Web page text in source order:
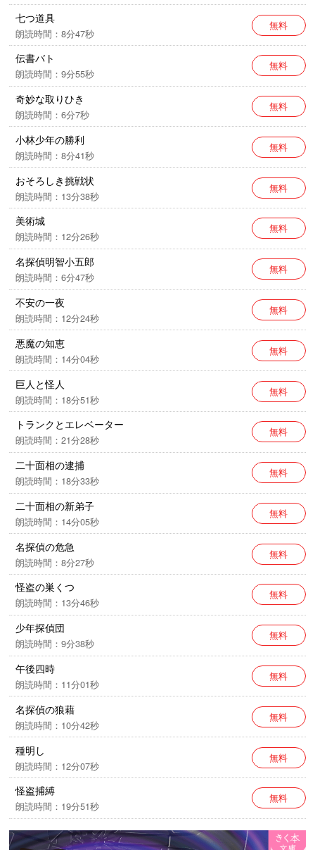
七つ道具
朗読時間：8分47秒
無料
伝書バト
朗読時間：9分55秒
無料
奇妙な取りひき
朗読時間：6分7秒
無料
小林少年の勝利
朗読時間：8分41秒
無料
おそろしき挑戦状
朗読時間：13分38秒
無料
美術城
朗読時間：12分26秒
無料
名探偵明智小五郎
朗読時間：6分47秒
無料
不安の一夜
朗読時間：12分24秒
無料
悪魔の知恵
朗読時間：14分04秒
無料
巨人と怪人
朗読時間：18分51秒
無料
トランクとエレベーター
朗読時間：21分28秒
無料
二十面相の逮捕
朗読時間：18分33秒
無料
二十面相の新弟子
朗読時間：14分05秒
無料
名探偵の危急
朗読時間：8分27秒
無料
怪盗の巣くつ
朗読時間：13分46秒
無料
少年探偵団
朗読時間：9分38秒
無料
午後四時
朗読時間：11分01秒
無料
名探偵の狼藉
朗読時間：10分42秒
無料
種明し
朗読時間：12分07秒
無料
怪盗捕縛
朗読時間：19分51秒
無料